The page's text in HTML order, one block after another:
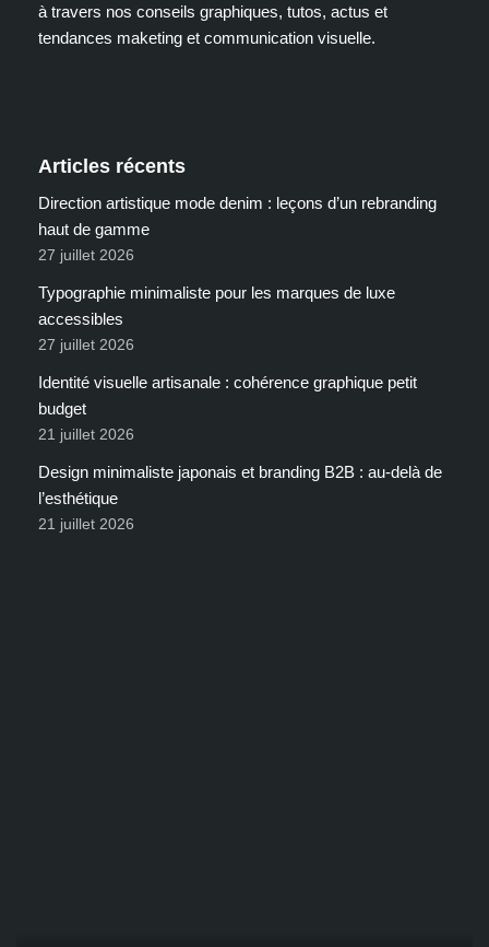
à travers nos conseils graphiques, tutos, actus et
tendances maketing et communication visuelle.
Articles récents
Direction artistique mode denim : leçons d’un rebranding
haut de gamme
27 juillet 2026
Typographie minimaliste pour les marques de luxe
accessibles
27 juillet 2026
Identité visuelle artisanale : cohérence graphique petit
budget
21 juillet 2026
Design minimaliste japonais et branding B2B : au-delà de
l’esthétique
21 juillet 2026